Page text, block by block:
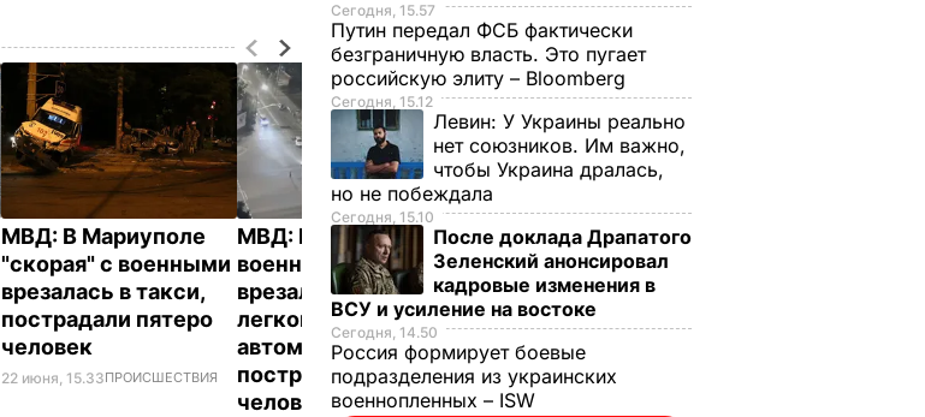
МВД: В Мариуполе
"скорая" с военными
врезалась в такси,
пострадали пятеро
человек
22 июня, 15.33ПРОИСШЕСТВИЯ
МВД: В Мариуполе
военный на КамАЗе
врезался в два
легковых
автомобиля,
пострадали два
человека
Сегодня, 15.57
Путин передал ФСБ фактически
безграничную власть. Это пугает
российскую элиту – Bloomberg
Сегодня, 15.12
Левин: У Украины реально
нет союзников. Им важно,
чтобы Украина дралась,
но не побеждала
Сегодня, 15.10
После доклада Драпатого
Зеленский анонсировал
кадровые изменения в
ВСУ и усиление на востоке
Сегодня, 14.50
Россия формирует боевые
подразделения из украинских
военнопленных – ISW